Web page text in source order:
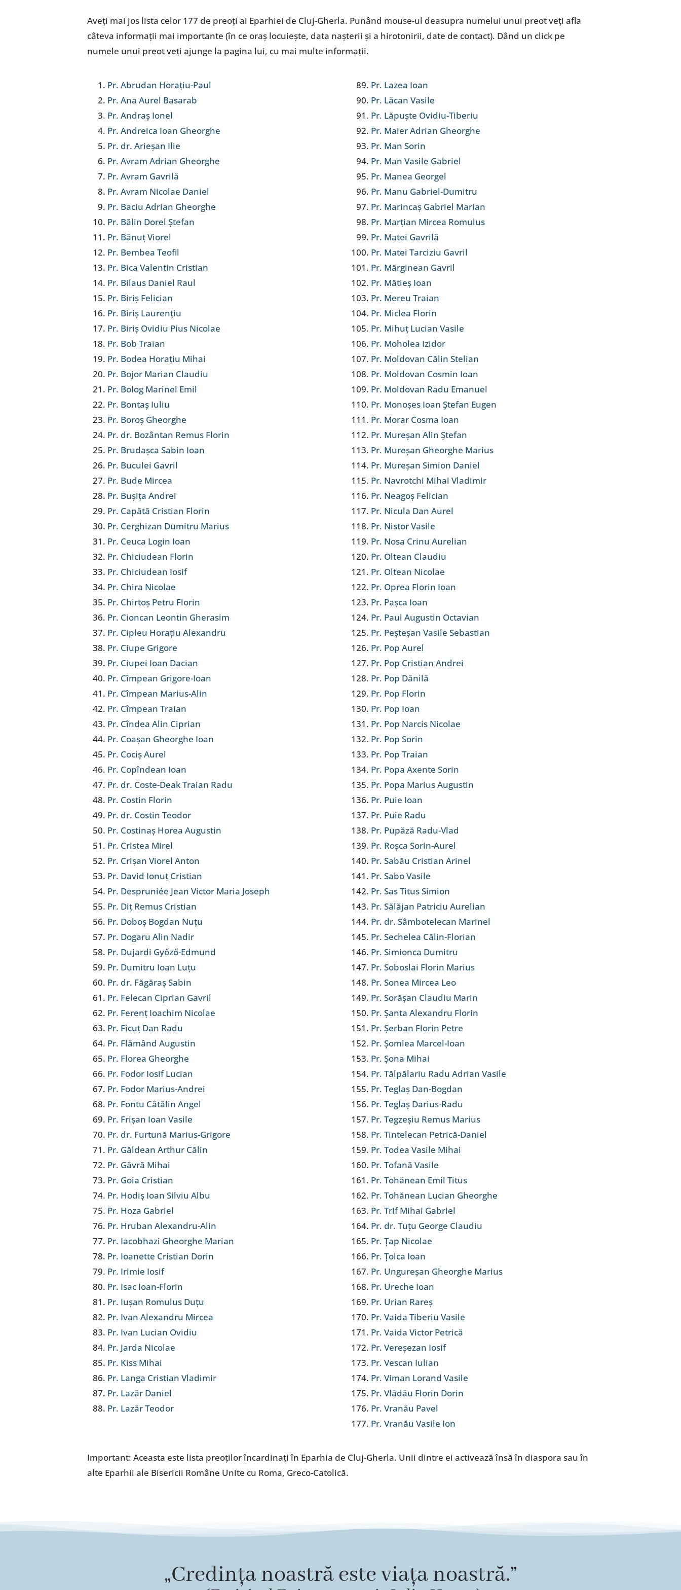
Aveţi mai jos lista celor 177 de preoţi ai Eparhiei de Cluj-Gherla. Punând mouse-ul deasupra numelui unui preot veţi afla
câteva informaţii mai importante (în ce oraş locuieşte, data naşterii şi a hirotonirii, date de contact). Dând un click pe
numele unui preot veţi ajunge la pagina lui, cu mai multe informaţii.
Pr. Abrudan Horațiu-Paul
Pr. Ana Aurel Basarab
Pr. Andraș Ionel
Pr. Andreica Ioan Gheorghe
Pr. dr. Arieșan Ilie
Pr. Avram Adrian Gheorghe
Pr. Avram Gavrilă
Pr. Avram Nicolae Daniel
Pr. Baciu Adrian Gheorghe
Pr. Bălin Dorel Ștefan
Pr. Bănuț Viorel
Pr. Bembea Teofil
Pr. Bica Valentin Cristian
Pr. Bilaus Daniel Raul
Pr. Biriș Felician
Pr. Biriș Laurențiu
Pr. Biriș Ovidiu Pius Nicolae
Pr. Bob Traian
Pr. Bodea Horațiu Mihai
Pr. Bojor Marian Claudiu
Pr. Bolog Marinel Emil
Pr. Bontaș Iuliu
Pr. Boroș Gheorghe
Pr. dr. Bozântan Remus Florin
Pr. Brudașca Sabin Ioan
Pr. Buculei Gavril
Pr. Bude Mircea
Pr. Bușița Andrei
Pr. Capătă Cristian Florin
Pr. Cerghizan Dumitru Marius
Pr. Ceuca Login Ioan
Pr. Chiciudean Florin
Pr. Chiciudean Iosif
Pr. Chira Nicolae
Pr. Chirtoș Petru Florin
Pr. Cioncan Leontin Gherasim
Pr. Cipleu Horațiu Alexandru
Pr. Ciupe Grigore
Pr. Ciupei Ioan Dacian
Pr. Cîmpean Grigore-Ioan
Pr. Cîmpean Marius-Alin
Pr. Cîmpean Traian
Pr. Cîndea Alin Ciprian
Pr. Coașan Gheorghe Ioan
Pr. Cociș Aurel
Pr. Copîndean Ioan
Pr. dr. Coste-Deak Traian Radu
Pr. Costin Florin
Pr. dr. Costin Teodor
Pr. Costinaș Horea Augustin
Pr. Cristea Mirel
Pr. Crișan Viorel Anton
Pr. David Ionuț Cristian
Pr. Despruniée Jean Victor Maria Joseph
Pr. Diț Remus Cristian
Pr. Doboș Bogdan Nuțu
Pr. Dogaru Alin Nadir
Pr. Dujardi Győző-Edmund
Pr. Dumitru Ioan Luțu
Pr. dr. Făgăraș Sabin
Pr. Felecan Ciprian Gavril
Pr. Ferenț Ioachim Nicolae
Pr. Ficuț Dan Radu
Pr. Flămând Augustin
Pr. Florea Gheorghe
Pr. Fodor Iosif Lucian
Pr. Fodor Marius-Andrei
Pr. Fontu Cătălin Angel
Pr. Frișan Ioan Vasile
Pr. dr. Furtună Marius-Grigore
Pr. Găldean Arthur Călin
Pr. Găvră Mihai
Pr. Goia Cristian
Pr. Hodiș Ioan Silviu Albu
Pr. Hoza Gabriel
Pr. Hruban Alexandru-Alin
Pr. Iacobhazi Gheorghe Marian
Pr. Ioanette Cristian Dorin
Pr. Irimie Iosif
Pr. Isac Ioan-Florin
Pr. Iușan Romulus Duțu
Pr. Ivan Alexandru Mircea
Pr. Ivan Lucian Ovidiu
Pr. Jarda Nicolae
Pr. Kiss Mihai
Pr. Langa Cristian Vladimir
Pr. Lazăr Daniel
Pr. Lazăr Teodor
Pr. Lazea Ioan
Pr. Lăcan Vasile
Pr. Lăpuște Ovidiu-Tiberiu
Pr. Maier Adrian Gheorghe
Pr. Man Sorin
Pr. Man Vasile Gabriel
Pr. Manea Georgel
Pr. Manu Gabriel-Dumitru
Pr. Marincaș Gabriel Marian
Pr. Marțian Mircea Romulus
Pr. Matei Gavrilă
Pr. Matei Tarciziu Gavril
Pr. Mărginean Gavril
Pr. Mătieș Ioan
Pr. Mereu Traian
Pr. Miclea Florin
Pr. Mihuț Lucian Vasile
Pr. Moholea Izidor
Pr. Moldovan Călin Stelian
Pr. Moldovan Cosmin Ioan
Pr. Moldovan Radu Emanuel
Pr. Monoșes Ioan Ștefan Eugen
Pr. Morar Cosma Ioan
Pr. Mureșan Alin Ștefan
Pr. Mureșan Gheorghe Marius
Pr. Mureșan Simion Daniel
Pr. Navrotchi Mihai Vladimir
Pr. Neagoș Felician
Pr. Nicula Dan Aurel
Pr. Nistor Vasile
Pr. Nosa Crinu Aurelian
Pr. Oltean Claudiu
Pr. Oltean Nicolae
Pr. Oprea Florin Ioan
Pr. Pașca Ioan
Pr. Paul Augustin Octavian
Pr. Peșteșan Vasile Sebastian
Pr. Pop Aurel
Pr. Pop Cristian Andrei
Pr. Pop Dănilă
Pr. Pop Florin
Pr. Pop Ioan
Pr. Pop Narcis Nicolae
Pr. Pop Sorin
Pr. Pop Traian
Pr. Popa Axente Sorin
Pr. Popa Marius Augustin
Pr. Puie Ioan
Pr. Puie Radu
Pr. Pupăză Radu-Vlad
Pr. Roșca Sorin-Aurel
Pr. Sabău Cristian Arinel
Pr. Sabo Vasile
Pr. Sas Titus Simion
Pr. Sălăjan Patriciu Aurelian
Pr. dr. Sâmbotelecan Marinel
Pr. Sechelea Călin-Florian
Pr. Simionca Dumitru
Pr. Soboslai Florin Marius
Pr. Sonea Mircea Leo
Pr. Sorășan Claudiu Marin
Pr. Șanta Alexandru Florin
Pr. Șerban Florin Petre
Pr. Șomlea Marcel-Ioan
Pr. Șona Mihai
Pr. Tălpălariu Radu Adrian Vasile
Pr. Teglaș Dan-Bogdan
Pr. Teglaș Darius-Radu
Pr. Tegzeșiu Remus Marius
Pr. Tintelecan Petrică-Daniel
Pr. Todea Vasile Mihai
Pr. Tofană Vasile
Pr. Tohănean Emil Titus
Pr. Tohănean Lucian Gheorghe
Pr. Trif Mihai Gabriel
Pr. dr. Tuțu George Claudiu
Pr. Țap Nicolae
Pr. Țolca Ioan
Pr. Ungureșan Gheorghe Marius
Pr. Ureche Ioan
Pr. Urian Rareș
Pr. Vaida Tiberiu Vasile
Pr. Vaida Victor Petrică
Pr. Vereșezan Iosif
Pr. Vescan Iulian
Pr. Viman Lorand Vasile
Pr. Vlădău Florin Dorin
Pr. Vranău Pavel
Pr. Vranău Vasile Ion
Important: Aceasta este lista preoţilor încardinaţi în Eparhia de Cluj-Gherla. Unii dintre ei activează însă în diaspora sau în
alte Eparhii ale Bisericii Române Unite cu Roma, Greco-Catolică.
„Credința noastră este viața noastră.”